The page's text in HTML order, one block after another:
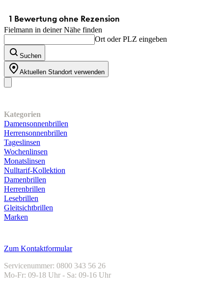
Fielmann in deiner Nähe finden
Ort oder PLZ eingeben
Suchen
Aktuellen Standort verwenden
Kategorien
Damensonnenbrillen
Herrensonnenbrillen
Tageslinsen
Wochenlinsen
Monatslinsen
Nulltarif-Kollektion
Damenbrillen
Herrenbrillen
Lesebrillen
Gleitsichtbrillen
Marken
Zum Kontaktformular
Servicenummer: 0800 343 56 26
Mo-Fr: 09-18 Uhr - Sa: 09-16 Uhr